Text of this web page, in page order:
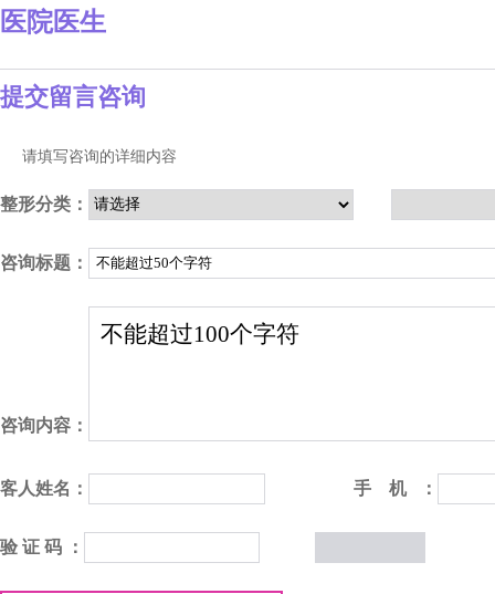
医院医生
提交留言咨询
请填写咨询的详细内容
整形分类：
咨询标题：
咨询内容：
客人姓名： 手 机 ：
验 证 码 ：